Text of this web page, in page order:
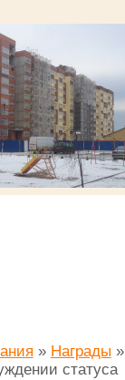
» Награды »
статуса